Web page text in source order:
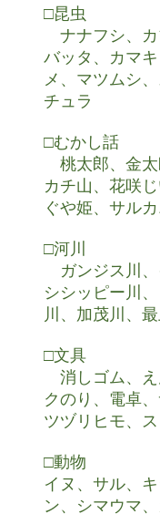
□昆虫
ナナフシ、カ
バッタ、カマ
メ、マツムシ
チュラ
□むかし話
桃太郎、金太
カチ山、花咲
ぐや姫、サル
□河川
ガンジス川、
シシッピー川
川、加茂川、
□文具
消しゴム、え
クのり、電卓
ツヅリヒモ、
□動物
イヌ、サル、
ン、シマウマ